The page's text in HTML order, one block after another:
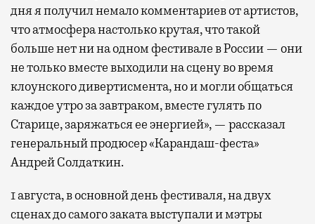
дня я получил немало комментариев от артистов,
что атмосфера настолько крутая, что такой
больше нет ни на одном фестивале в России — они
не только вместе выходили на сцену во время
клоунского дивертисмента, но и могли общаться
каждое утро за завтраком, вместе гулять по
Старице, заряжаться ее энергией», — рассказал
генеральный продюсер «Карандаш-феста»
Андрей Солдаткин.
1 августа, в основной день фестиваля, на двух
сценах до самого заката выступали и мэтры